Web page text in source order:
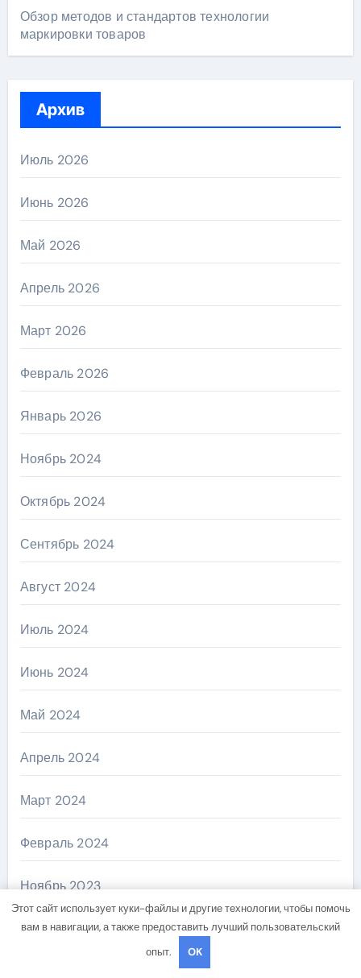
Обзор методов и стандартов технологии
маркировки товаров
Архив
Июль 2026
Июнь 2026
Май 2026
Апрель 2026
Март 2026
Февраль 2026
Январь 2026
Ноябрь 2024
Октябрь 2024
Сентябрь 2024
Август 2024
Июль 2024
Июнь 2024
Май 2024
Апрель 2024
Март 2024
Февраль 2024
Ноябрь 2023
Январь 2023
Этот сайт использует куки-файлы и другие технологии, чтобы помочь
вам в навигации, а также предоставить лучший пользовательский
опыт.
OK